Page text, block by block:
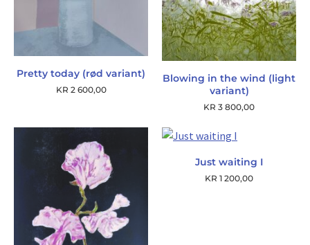
Pretty today (rød variant)
KR 2 600,00
Blowing in the wind (light
variant)
KR 3 800,00
Just waiting I
KR 1 200,00